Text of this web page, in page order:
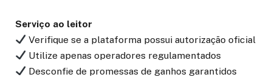
Serviço ao leitor
Verifique se a plataforma possui autorização oficial
Utilize apenas operadores regulamentados
Desconfie de promessas de ganhos garantidos